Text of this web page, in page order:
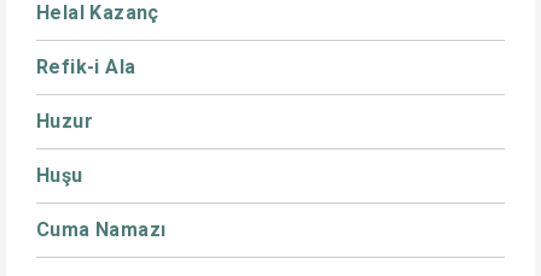
Helal Kazanç
Refik-i Ala
Huzur
Huşu
Cuma Namazı